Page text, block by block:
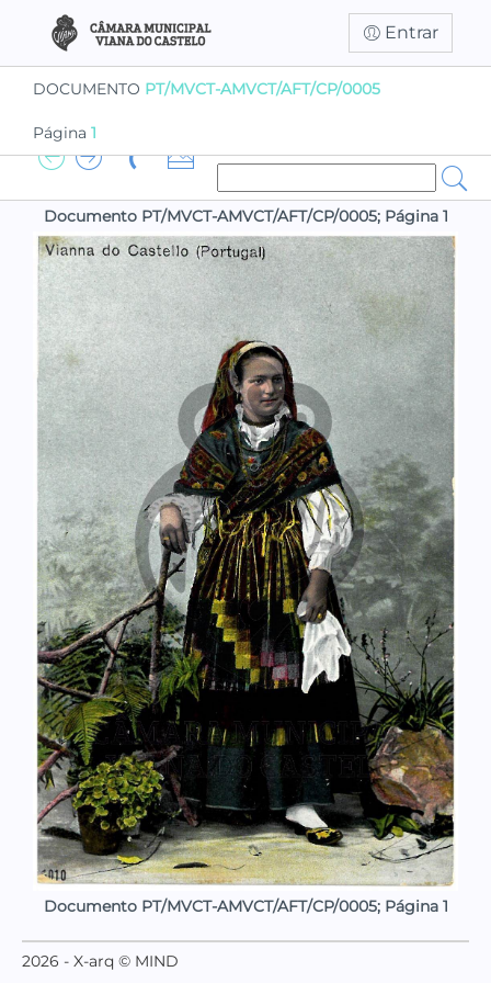
Entrar
DOCUMENTO PT/MVCT-AMVCT/AFT/CP/0005
Página 1
Documento PT/MVCT-AMVCT/AFT/CP/0005; Página 1
Documento PT/MVCT-AMVCT/AFT/CP/0005; Página 1
2026 - X-arq © MIND